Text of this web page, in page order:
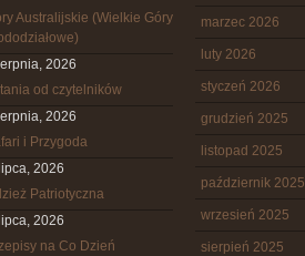
Australijskie (Wielkie Góry
2026
od czytelników
2026
i Przygoda
2026
Patriotyczna
2026
na Co Dzień
marzec 2026
luty 2026
styczeń 2026
grudzień 2025
listopad 2025
październik 2025
wrzesień 2025
sierpień 2025